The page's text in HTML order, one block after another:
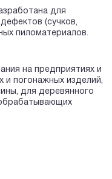
для
(сучков,
пиломатериалов.
на предприятиях и
и погонажных изделий,
для деревянного